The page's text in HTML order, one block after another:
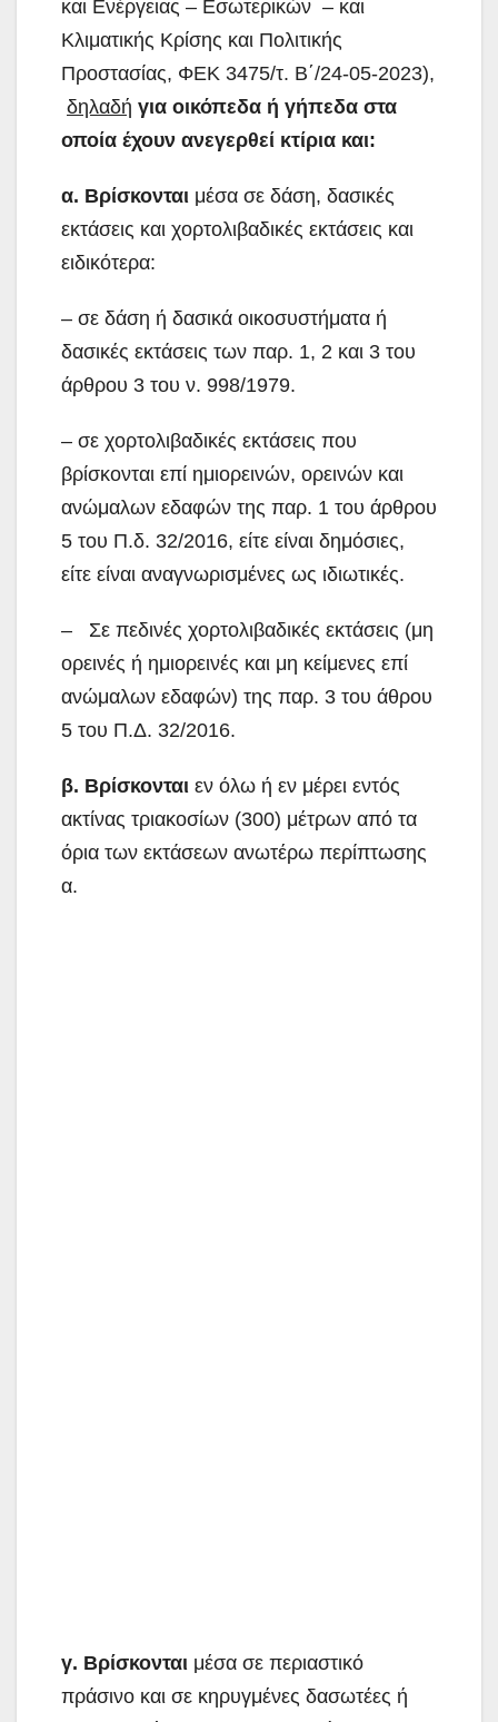
και Ενέργειας – Εσωτερικών – και
Κλιματικής Κρίσης και Πολιτικής
Προστασίας, ΦΕΚ 3475/τ. Β΄/24-05-2023),
δηλαδή για οικόπεδα ή γήπεδα στα
οποία έχουν ανεγερθεί κτίρια και:
α. Βρίσκονται μέσα σε δάση, δασικές
εκτάσεις και χορτολιβαδικές εκτάσεις και
ειδικότερα:
– σε δάση ή δασικά οικοσυστήματα ή
δασικές εκτάσεις των παρ. 1, 2 και 3 του
άρθρου 3 του ν. 998/1979.
– σε χορτολιβαδικές εκτάσεις που
βρίσκονται επί ημιορεινών, ορεινών και
ανώμαλων εδαφών της παρ. 1 του άρθρου
5 του Π.δ. 32/2016, είτε είναι δημόσιες,
είτε είναι αναγνωρισμένες ως ιδιωτικές.
– Σε πεδινές χορτολιβαδικές εκτάσεις (μη
ορεινές ή ημιορεινές και μη κείμενες επί
ανώμαλων εδαφών) της παρ. 3 του άθρου
5 του Π.Δ. 32/2016.
β. Βρίσκονται εν όλω ή εν μέρει εντός
ακτίνας τριακοσίων (300) μέτρων από τα
όρια των εκτάσεων ανωτέρω περίπτωσης
α.
γ. Βρίσκονται μέσα σε περιαστικό
πράσινο και σε κηρυγμένες δασωτέες ή